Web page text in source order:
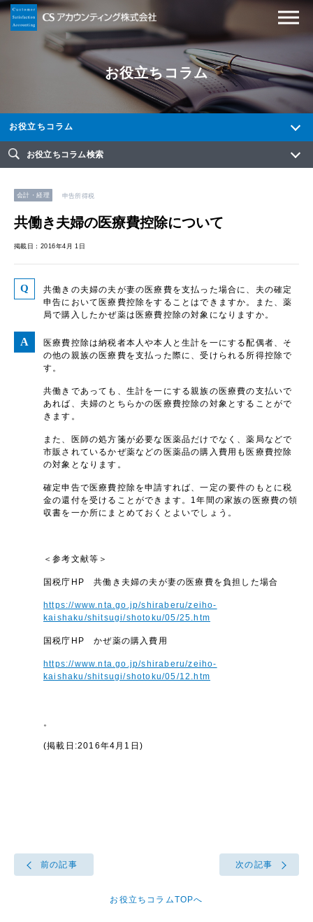
お役立ちコラム
お役立ちコラム
お役立ちコラム検索
会計・経理 申告所得税
共働き夫婦の医療費控除について
掲載日：2016年4月 1日
共働きの夫婦の夫が妻の医療費を支払った場合に、夫の確定
申告において医療費控除をすることはできますか。また、薬
局で購入したかぜ薬は医療費控除の対象になりますか。
医療費控除は納税者本人や本人と生計を一にする配偶者、そ
の他の親族の医療費を支払った際に、受けられる所得控除で
す。
共働きであっても、生計を一にする親族の医療費の支払いで
あれば、夫婦のとちらかの医療費控除の対象とすることがで
きます。
また、医師の処方箋が必要な医薬品だけでなく、薬局などで
市販されているかぜ薬などの医薬品の購入費用も医療費控除
の対象となります。
確定申告で医療費控除を申請すれば、一定の要件のもとに税
金の還付を受けることができます。1年間の家族の医療費の領
収書を一か所にまとめておくとよいでしょう。
＜参考文献等＞
国税庁HP 共働き夫婦の夫が妻の医療費を負担した場合
https://www.nta.go.jp/shiraberu/zeiho-
kaishaku/shitsugi/shotoku/05/25.htm
国税庁HP かぜ薬の購入費用
https://www.nta.go.jp/shiraberu/zeiho-
kaishaku/shitsugi/shotoku/05/12.htm
。
(掲載日:2016年4月1日)
前の記事
お役立ちコラムTOPへ
次の記事